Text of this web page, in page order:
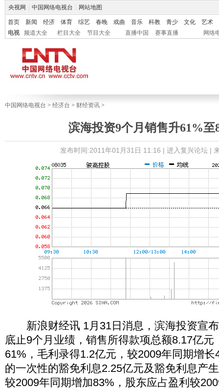
央视网 中国网络电视台 网站地图
首页 新闻 经济 体育 综艺 春晚 戏曲 音乐 科教 青少 文化
艺术
电视
频道大全 栏目大全 节目大全 直播中国 赛事直播 网络
中国网络电视台 > 经济台 > 财经资讯 >
滨海投资9个月销售升61%至
发布时间:2011年01月31日 11:16 | 进入复兴论坛|
新浪财经讯 1月31日消息，滨海投资宣布
底止9个月业绩，销售所得款项总额8.17亿元
61%，毛利录得1.2亿元，较2009年同期增
的一次性的豁免利息2.25亿元及豁免利息产
较2009年同期增加83%，股东应占盈利较